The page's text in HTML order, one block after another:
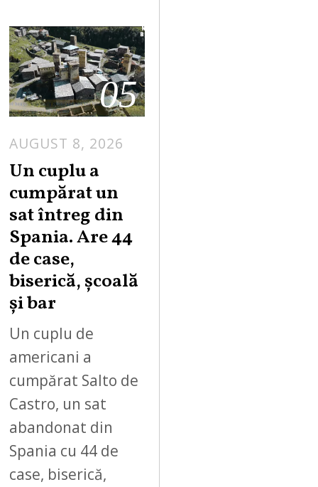
05
AUGUST 8, 2026
Un cuplu a
cumpărat un
sat întreg din
Spania. Are 44
de case,
biserică, școală
și bar
Un cuplu de
americani a
cumpărat Salto de
Castro, un sat
abandonat din
Spania cu 44 de
case, biserică,